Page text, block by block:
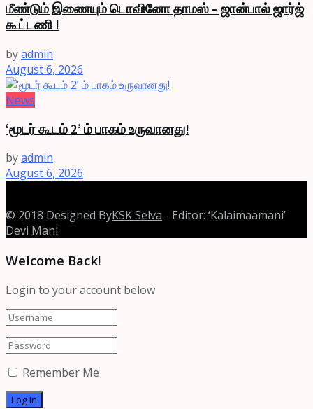
மீண்டும் இணையும் டொவினோ தாமஸ் – ஜான்பால் ஜார்ஜ்
கூட்டணி !
byadmin
August 6, 2026
News
‘மூடர் கூடம் 2’ ம் பாகம் உருவானது!
byadmin
August 6, 2026
© 2018 Designed ByKSK Selva - Editor: ‘Kalaimaamani’
Devi Mani
Welcome Back!
Login to your account below
Remember Me